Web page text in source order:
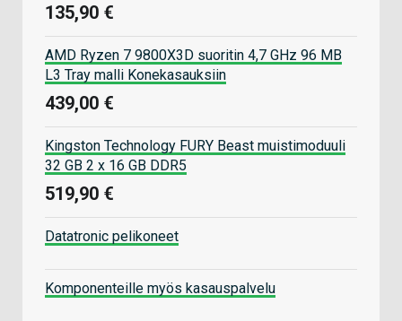
135,90 €
AMD Ryzen 7 9800X3D suoritin 4,7 GHz 96 MB
L3 Tray malli Konekasauksiin
439,00 €
Kingston Technology FURY Beast muistimoduuli
32 GB 2 x 16 GB DDR5
519,90 €
Datatronic pelikoneet
Komponenteille myös kasauspalvelu